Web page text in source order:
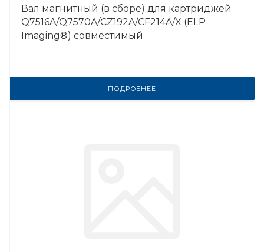
Вал магнитный (в сборе) для картриджей
Q7516A/Q7570A/CZ192A/CF214A/X (ELP
Imaging®) совместимый
ПОДРОБНЕЕ